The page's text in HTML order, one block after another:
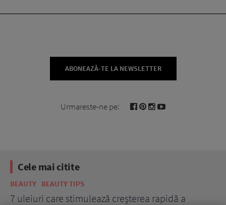
ABONEAZĂ-TE LA NEWSLETTER
Urmareste-ne pe:
Cele mai citite
BEAUTY BEAUTY TIPS
7 uleiuri care stimulează creșterea rapidă a